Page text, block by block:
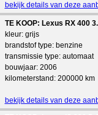
bekijk details van deze
TE KOOP: Lexus RX 400
kleur: grijs
brandstof type: benzine
transmissie type: automaat
bouwjaar: 2006
kilometerstand: 200000 km
bekijk details van deze